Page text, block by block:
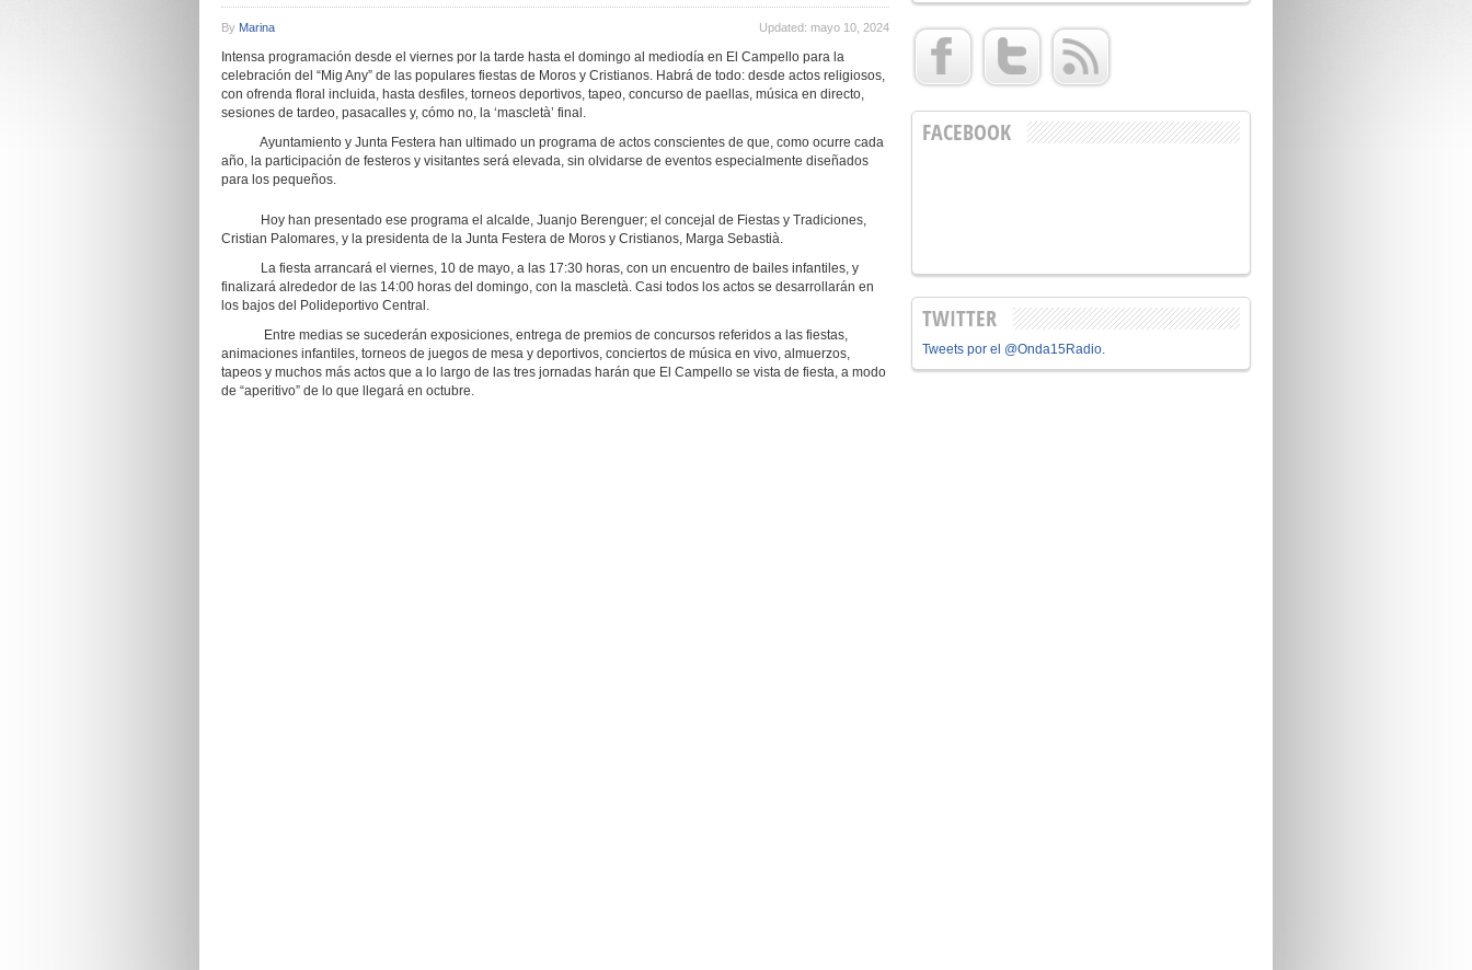
By Marina Updated: mayo 10, 2024
Intensa programación desde el viernes por la tarde hasta el domingo al mediodía en El Campello para la
celebración del “Mig Any” de las populares fiestas de Moros y Cristianos. Habrá de todo: desde actos religiosos,
con ofrenda floral incluida, hasta desfiles, torneos deportivos, tapeo, concurso de paellas, música en directo,
sesiones de tardeo, pasacalles y, cómo no, la ‘mascletà’ final.
Ayuntamiento y Junta Festera han ultimado un programa de actos conscientes de que, como ocurre cada
año, la participación de festeros y visitantes será elevada, sin olvidarse de eventos especialmente diseñados
para los pequeños.
Hoy han presentado ese programa el alcalde, Juanjo Berenguer; el concejal de Fiestas y Tradiciones,
Cristian Palomares, y la presidenta de la Junta Festera de Moros y Cristianos, Marga Sebastià.
La fiesta arrancará el viernes, 10 de mayo, a las 17:30 horas, con un encuentro de bailes infantiles, y
finalizará alrededor de las 14:00 horas del domingo, con la mascletà. Casi todos los actos se desarrollarán en
los bajos del Polideportivo Central.
Entre medias se sucederán exposiciones, entrega de premios de concursos referidos a las fiestas,
animaciones infantiles, torneos de juegos de mesa y deportivos, conciertos de música en vivo, almuerzos,
tapeos y muchos más actos que a lo largo de las tres jornadas harán que El Campello se vista de fiesta, a modo
de “aperitivo” de lo que llegará en octubre.
FACEBOOK
TWITTER
Tweets por el @Onda15Radio.